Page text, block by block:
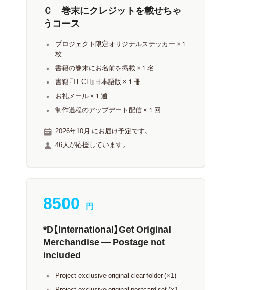
Ｃ 巻末にクレジットを載せちゃ
うコース
プロジェクト限定オリジナルステッカー ×１
枚
書籍の巻末にお名前を掲載 ×１名
書籍『TECH』日本語版 ×１冊
お礼メール ×１通
制作過程のアップデート配信 ×１回
2026年10月 にお届け予定です。
46人が応援しています。
8500 円
*D【International】Get Original
Merchandise — Postage not
included
Project-exclusive original clear folder (×1)